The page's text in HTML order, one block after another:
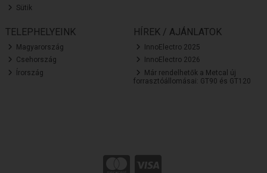
Sütik
TELEPHELYEINK
Magyarország
Csehország
Írország
HÍREK / AJÁNLATOK
InnoElectro 2025
InnoElectro 2026
Már rendelhetők a Metcal új
forrasztóállomásai: GT90 és GT120